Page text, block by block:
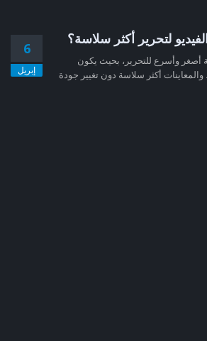
6
إبريل
لتحرير أكثر سلاسة؟
وأسرع للتحرير، بحيث يكون
والمعاينات أكثر سلاسة دون تغيير جودة